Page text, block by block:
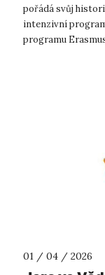
pořádá svůj
intenzivní
programu
01 / 04 / 2026